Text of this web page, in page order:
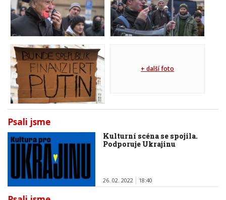
+ další foto
Psali jsme
Kulturní scéna se spojila.
Podporuje Ukrajinu
26. 02. 2022 18:40